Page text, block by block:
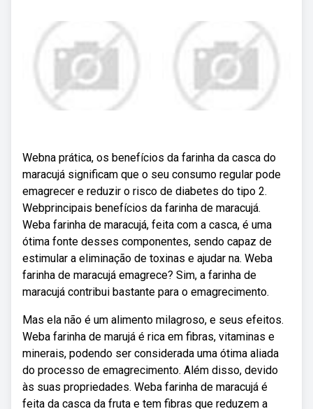
Webna prática, os benefícios da farinha da casca do
maracujá significam que o seu consumo regular pode
emagrecer e reduzir o risco de diabetes do tipo 2.
Webprincipais benefícios da farinha de maracujá.
Weba farinha de maracujá, feita com a casca, é uma
ótima fonte desses componentes, sendo capaz de
estimular a eliminação de toxinas e ajudar na. Weba
farinha de maracujá emagrece? Sim, a farinha de
maracujá contribui bastante para o emagrecimento.
Mas ela não é um alimento milagroso, e seus efeitos.
Weba farinha de marujá é rica em fibras, vitaminas e
minerais, podendo ser considerada uma ótima aliada
do processo de emagrecimento. Além disso, devido
às suas propriedades. Weba farinha de maracujá é
feita da casca da fruta e tem fibras que reduzem a